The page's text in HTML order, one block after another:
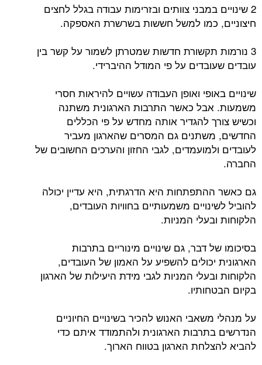
2 שינויים במבני צוותים ובזרימות עבודה בגלל לחצים
חיצוניים, כמו למשל חששות בשרשרת האספקה.
3 נורמות תקשורת חדשות שמטרתן לשמור על קשר בין
עובדים שעובדים על פי המודל ההיברידי.
שינויים באופי ואופן העבודה עשויים להיראות חסרי
משמעות. אבל כאשר התרבות הארגונית משתנה
וכשיש צורך להגדיר אותה מחדש על פי הכללים
החדשים, משתנים גם המסרים שהארגון מעביר
לעובדים ולמועמדים, לגבי החזון והערכים החשובים של
החברה.
גם כאשר ההתפתחות היא הדרגתית, היא עדיין יכולה
להוביל לשינויים משמעותיים בחוויות העובדים,
הלקוחות ובעלי המניות.
בסיכומו של דבר, גם שינויים מינוריים בתרבות
הארגונית יכולים להשפיע על האמון של העובדים,
הלקוחות ובעלי המניות לגבי מידת היעילות של הארגון
בקיום הבטחותיו.
על מנהלי משאבי האנוש להכיר בשינויים החיוניים
הנדרשים בתרבות הארגונית ולהתמודד איתם כדי
להביא להצלחת הארגון בטווח הארוך.